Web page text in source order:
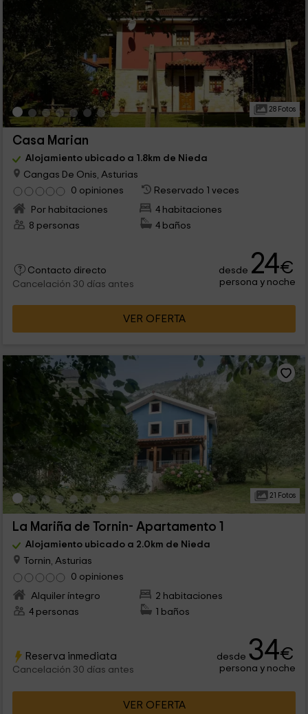
28 Fotos
Casa Marian
Alojamiento ubicado a 1.8km de Nieda
Cangas De Onis, Asturias
0 opiniones
Reservado 1 veces
Por habitaciones
4 habitaciones
8 personas
4 baños
Contacto directo
Cancelación 30 días antes
desde 24€
persona y noche
VER OFERTA
21 Fotos
La Mariña de Tornin- Apartamento 1
Alojamiento ubicado a 2.0km de Nieda
Tornin, Asturias
0 opiniones
Alquiler íntegro
2 habitaciones
4 personas
1 baños
Reserva inmediata
Cancelación 30 días antes
desde 34€
persona y noche
VER OFERTA